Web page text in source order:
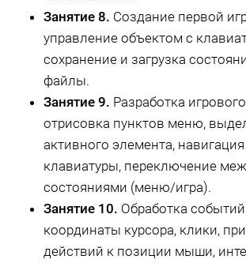
Занятие 8. Создание первой
управление объектом с
сохранение и загрузка
файлы.
Занятие 9. Разработка
отрисовка пунктов меню,
активного элемента, навигация
клавиатуры, переключение
состояниями (меню/игра).
Занятие 10. Обработка
координаты курсора, клики,
действий к позиции мыши,